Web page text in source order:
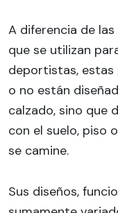
A diferencia de
que se utilizan
deportistas,
o no están
calzado, sino que
con el suelo, piso
se camine.
Sus diseños,